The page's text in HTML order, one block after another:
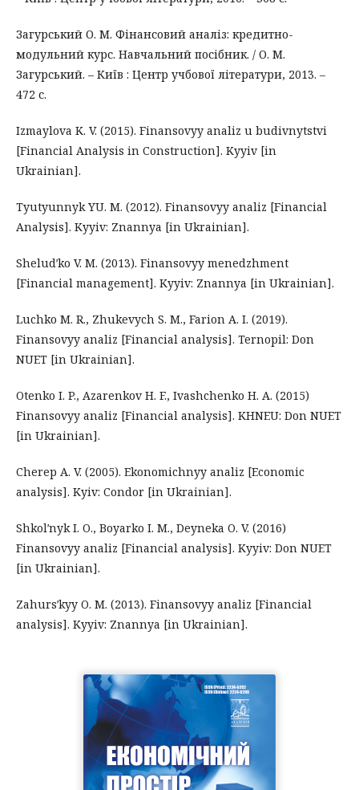
Загурський О. М. Фінансовий аналіз: кредитно-
модульний курс. Навчальний посібник. / О. М.
Загурський. – Київ : Центр учбової літератури, 2013. –
472 с.
Izmaylova K. V. (2015). Finansovyy analiz u budivnytstvi
[Financial Analysis in Construction]. Kyyiv [in
Ukrainian].
Tyutyunnyk YU. M. (2012). Finansovyy analiz [Financial
Analysis]. Kyyiv: Znannya [in Ukrainian].
Sheludʹko V. M. (2013). Finansovyy menedzhment
[Financial management]. Kyyiv: Znannya [in Ukrainian].
Luchko M. R., Zhukevych S. M., Farion A. I. (2019).
Finansovyy analiz [Financial analysis]. Ternopil: Don
NUET [in Ukrainian].
Otenko I. P., Azarenkov H. F., Ivashchenko H. A. (2015)
Finansovyy analiz [Financial analysis]. KHNEU: Don NUET
[in Ukrainian].
Cherep A. V. (2005). Ekonomichnyy analiz [Economic
analysis]. Kyiv: Condor [in Ukrainian].
Shkolʹnyk I. O., Boyarko I. M., Deyneka O. V. (2016)
Finansovyy analiz [Financial analysis]. Kyyiv: Don NUET
[in Ukrainian].
Zahursʹkyy O. M. (2013). Finansovyy analiz [Financial
analysis]. Kyyiv: Znannya [in Ukrainian].